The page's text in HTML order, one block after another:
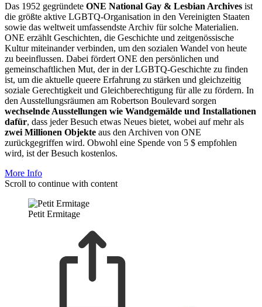
Das 1952 gegründete ONE National Gay & Lesbian Archives ist
die größte aktive LGBTQ-Organisation in den Vereinigten Staaten
sowie das weltweit umfassendste Archiv für solche Materialien.
ONE erzählt Geschichten, die Geschichte und zeitgenössische
Kultur miteinander verbinden, um den sozialen Wandel von heute
zu beeinflussen. Dabei fördert ONE den persönlichen und
gemeinschaftlichen Mut, der in der LGBTQ-Geschichte zu finden
ist, um die aktuelle queere Erfahrung zu stärken und gleichzeitig
soziale Gerechtigkeit und Gleichberechtigung für alle zu fördern. In
den Ausstellungsräumen am Robertson Boulevard sorgen
wechselnde Ausstellungen wie Wandgemälde und Installationen
dafür, dass jeder Besuch etwas Neues bietet, wobei auf mehr als
zwei Millionen Objekte aus den Archiven von ONE
zurückgegriffen wird. Obwohl eine Spende von 5 $ empfohlen
wird, ist der Besuch kostenlos.
More Info
Scroll to continue with content
Petit Ermitage